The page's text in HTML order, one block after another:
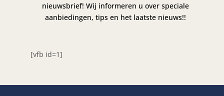
nieuwsbrief! Wij informeren u over speciale
aanbiedingen, tips en het laatste nieuws!!
[vfb id=1]